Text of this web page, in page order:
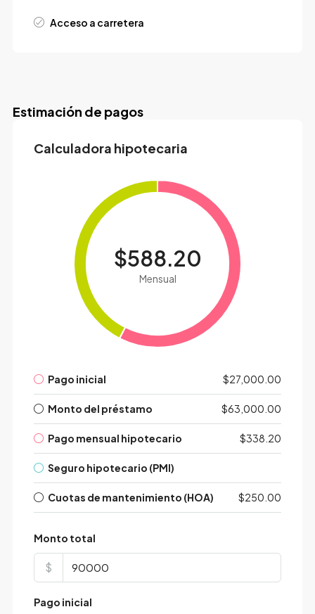
Acceso a carretera
Estimación de pagos
Calculadora hipotecaria
$588.20
Mensual
Pago inicial $27,000.00
Monto del préstamo $63,000.00
Pago mensual hipotecario $338.20
Seguro hipotecario (PMI)
Cuotas de mantenimiento (HOA) $250.00
Monto total
$
Pago inicial